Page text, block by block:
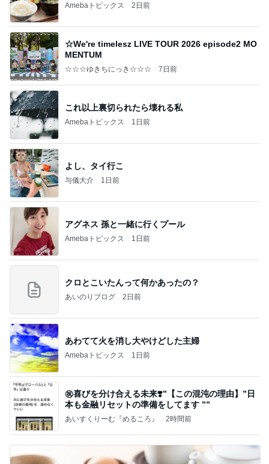
Amebaトピックス 2日前
☆We're timelesz LIVE TOUR 2026 episode2 MO
MENTUM
☆☆☆ゆきちにっき☆☆☆ 7日前
これ以上裏切られたら壊れる私
Amebaトピックス 1日前
よし、タイ行こ
与儀大介 1日前
アグネス 孫と一緒に行くプール
Amebaトピックス 1日前
クロとこいたんって何かあったの？
あいのりブログ 2日前
あわてて火を消し大やけどした主婦
Amebaトピックス 1日前
㊗️喜びを分け合える未来❣️”【この混沌の理由】”⽇
本も⾦融リセットの準備をしてます ””
あいすくりーむ『めるころ』 2時間前